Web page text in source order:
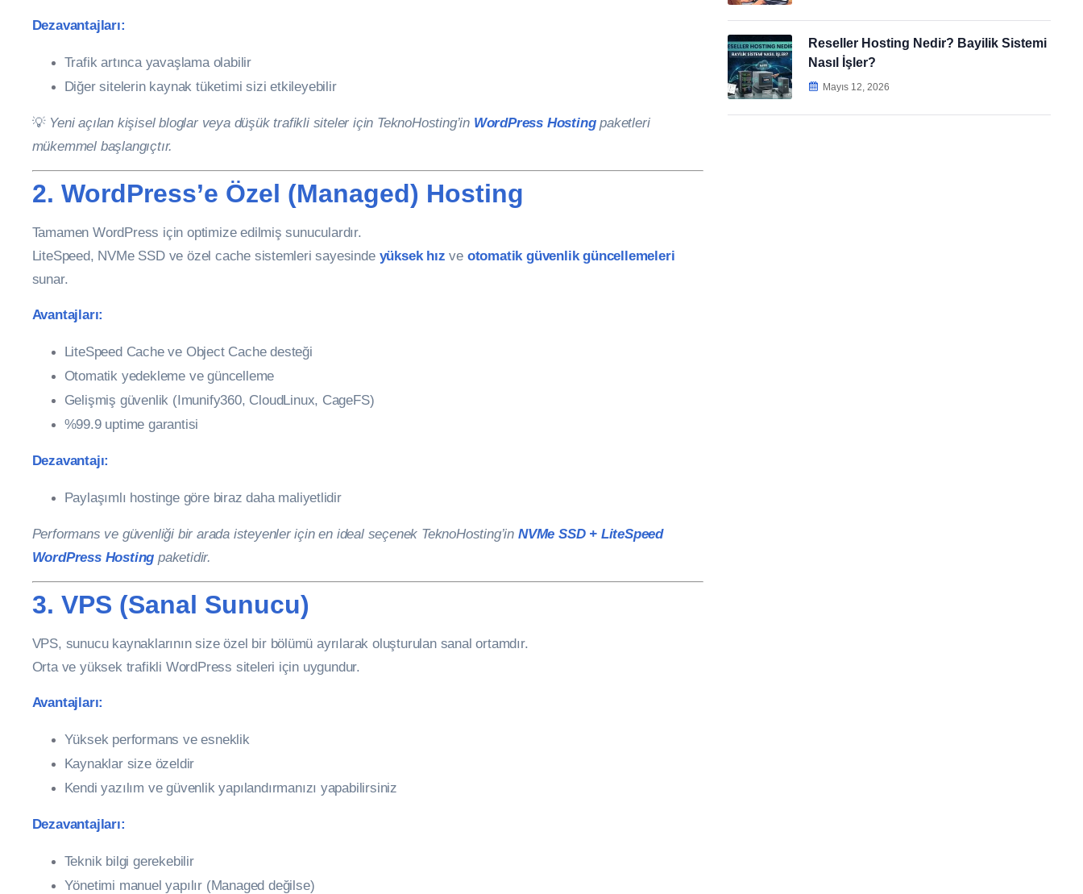
Dezavantajları:
Trafik artınca yavaşlama olabilir
Diğer sitelerin kaynak tüketimi sizi etkileyebilir
💡 Yeni açılan kişisel bloglar veya düşük trafikli siteler için TeknoHosting’in WordPress Hostingpaketleri
mükemmel başlangıçtır.
2. WordPress’e Özel (Managed) Hosting
Tamamen WordPress için optimize edilmiş sunuculardır.
LiteSpeed, NVMe SSD ve özel cache sistemleri sayesinde yüksek hız ve otomatik güvenlik güncellemeleri
sunar.
Avantajları:
LiteSpeed Cache ve Object Cache desteği
Otomatik yedekleme ve güncelleme
Gelişmiş güvenlik (Imunify360, CloudLinux, CageFS)
%99.9 uptime garantisi
Dezavantajı:
Paylaşımlı hostinge göre biraz daha maliyetlidir
Performans ve güvenliği bir arada isteyenler için en ideal seçenek TeknoHosting’in NVMe SSD + LiteSpeed
WordPress Hosting paketidir.
3. VPS (Sanal Sunucu)
VPS, sunucu kaynaklarının size özel bir bölümü ayrılarak oluşturulan sanal ortamdır.
Orta ve yüksek trafikli WordPress siteleri için uygundur.
Avantajları:
Yüksek performans ve esneklik
Kaynaklar size özeldir
Kendi yazılım ve güvenlik yapılandırmanızı yapabilirsiniz
Dezavantajları:
Teknik bilgi gerekebilir
Yönetimi manuel yapılır (Managed değilse)
Reseller Hosting Nedir? Bayilik Sistemi
Nasıl İşler?
Mayıs 12, 2026